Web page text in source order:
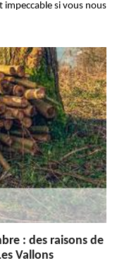
impeccable si vous nous
: des raisons de
Vallons